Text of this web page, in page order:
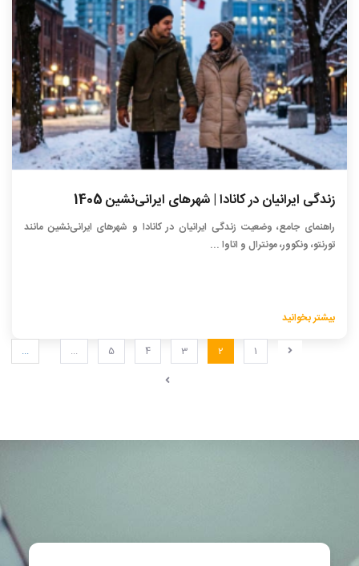
زندگی ایرانیان در کانادا | شهرهای ایرانی‌نشین 1405
راهنمای جامع، وضعیت زندگی ایرانیان در کانادا و شهرهای ایرانی‌نشین مانند
تورنتو، ونکوور، مونترال و اتاوا ...
بیشتر بخوانید
1
2
3
4
5
... ...